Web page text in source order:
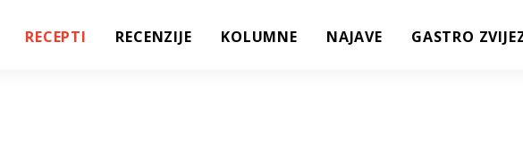
RECEPTI RECENZIJE KOLUMNE NAJAVE GASTRO